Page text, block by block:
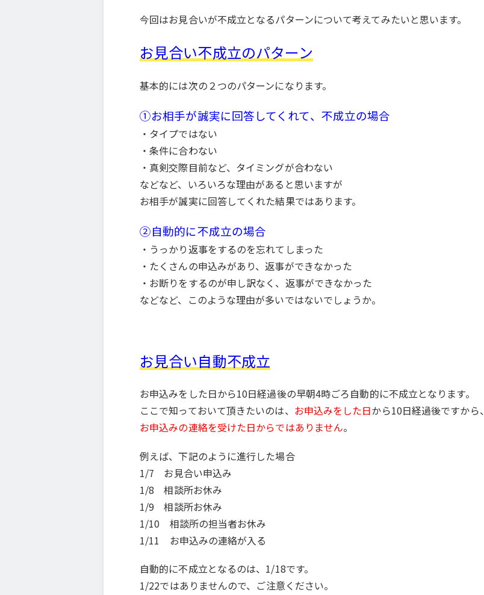
今回はお見合いが不成立となるパターンについて考えてみたいと思います。
お見合い不成立のパターン
基本的には次の２つのパターンになります。
①お相手が誠実に回答してくれて、不成立の場合
・タイプではない
・条件に合わない
・真剣交際目前など、タイミングが合わない
などなど、いろいろな理由があると思いますが
お相手が誠実に回答してくれた結果ではあります。
②自動的に不成立の場合
・うっかり返事をするのを忘れてしまった
・たくさんの申込みがあり、返事ができなかった
・お断りをするのが申し訳なく、返事ができなかった
などなど、このような理由が多いではないでしょうか。
お見合い自動不成立
お申込みをした日から10日経過後の早朝4時ごろ自動的に不成立となります。
ここで知っておいて頂きたいのは、 お申込みをした日から10日経過後ですから、
お申込みの連絡を受けた日からではありません。
例えば、下記のように進行した場合
1/7 お見合い申込み
1/8 相談所お休み
1/9 相談所お休み
1/10 相談所の担当者お休み
1/11 お申込みの連絡が入る
自動的に不成立となるのは、1/18です。
1/22ではありませんので、ご注意ください。